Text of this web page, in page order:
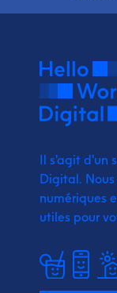
Il s'agit d'un
Digital.
numériques
utiles pour